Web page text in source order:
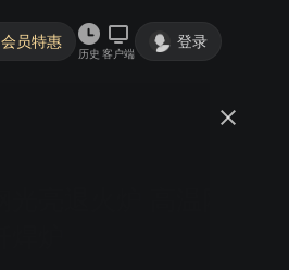
会员特惠
历史 客户端
登录